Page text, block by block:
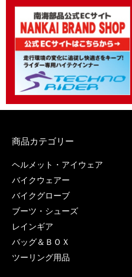
商品カテゴリー
ヘルメット・アイウェア
バイクウェアー
バイクグローブ
ブーツ・シューズ
レインギア
バッグ＆ＢＯＸ
ツーリング用品